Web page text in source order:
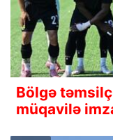
Bölgə
müqavilə